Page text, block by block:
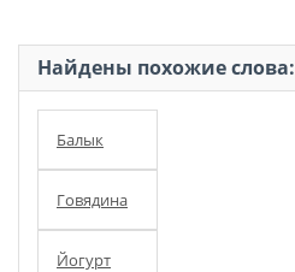
Найдены похожие слова:
Балык
Говядина
Йогурт